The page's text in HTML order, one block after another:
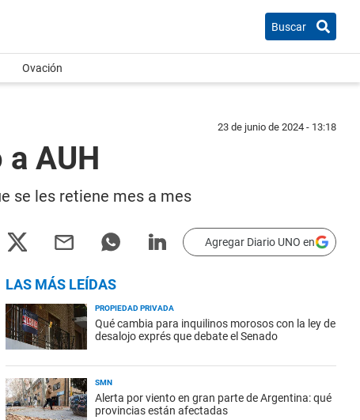
Buscar
Ovación
23 de junio de 2024 - 13:18
AUH
se les retiene mes a mes
Agregar Diario UNO en
LAS MÁS LEÍDAS
PROPIEDAD PRIVADA
Qué cambia para inquilinos morosos con la ley de
desalojo exprés que debate el Senado
SMN
Alerta por viento en gran parte de Argentina: qué
provincias están afectadas